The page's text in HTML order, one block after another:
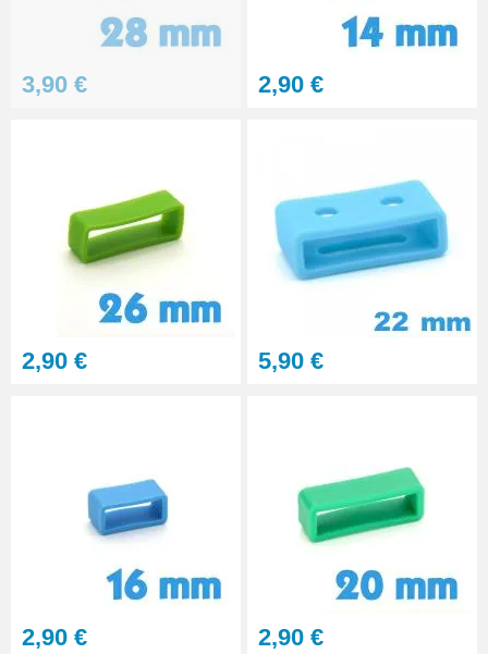
3,90 € 2,90 €
2,90 € 5,90 €
2,90 € 2,90 €